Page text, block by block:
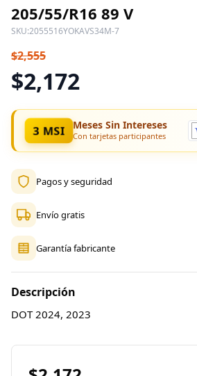
205/55/R16 89 V
SKU:2055516YOKAVS34M-7
$2,555
$2,172
3 MSI Meses Sin Intereses
Con tarjetas participantes
Pagos y seguridad
Envío gratis
Garantía fabricante
Descripción
DOT 2024, 2023